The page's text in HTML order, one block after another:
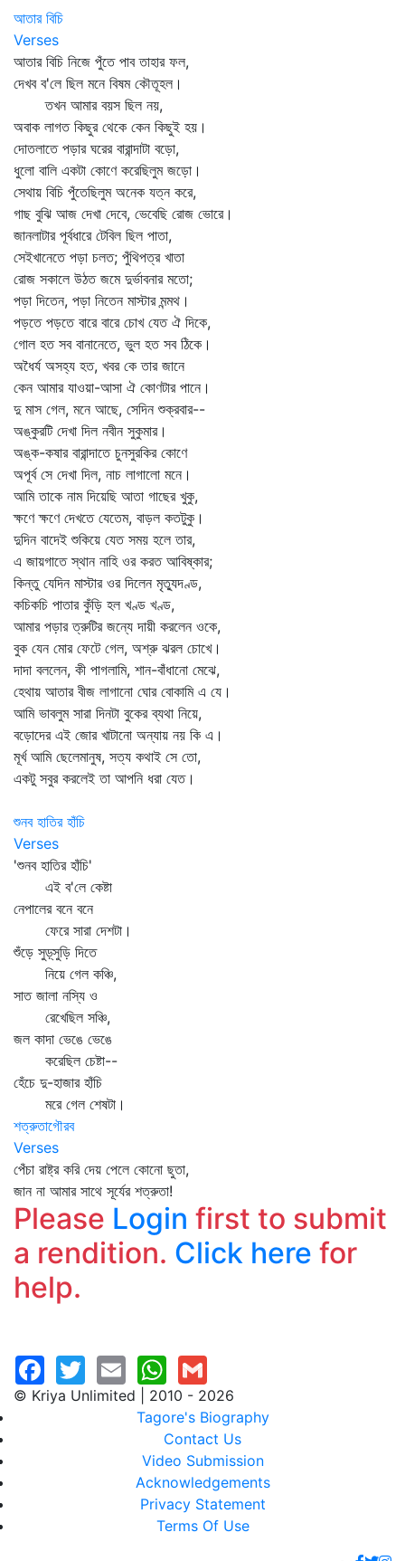
আতার বিচি
Verses
আতার বিচি নিজে পুঁতে পাব তাহার ফল,
দেখব ব'লে ছিল মনে বিষম কৌতূহল।
তখন আমার বয়স ছিল নয়,
অবাক লাগত কিছুর থেকে কেন কিছুই হয়।
দোতলাতে পড়ার ঘরের বারান্দাটা বড়ো,
ধুলো বালি একটা কোণে করেছিলুম জড়ো।
সেথায় বিচি পুঁতেছিলুম অনেক যত্ন করে,
গাছ বুঝি আজ দেখা দেবে, ভেবেছি রোজ ভোরে।
জানলাটার পূর্বধারে টেবিল ছিল পাতা,
সেইখানেতে পড়া চলত; পুঁথিপত্র খাতা
রোজ সকালে উঠত জমে দুর্ভাবনার মতো;
পড়া দিতেন, পড়া নিতেন মাস্টার মন্মথ।
পড়তে পড়তে বারে বারে চোখ যেত ঐ দিকে,
গোল হত সব বানানেতে, ভুল হত সব ঠিকে।
অধৈর্য অসহ্য হত, খবর কে তার জানে
কেন আমার যাওয়া-আসা ঐ কোণটার পানে।
দু মাস গেল, মনে আছে, সেদিন শুক্রবার--
অঙ্কুরটি দেখা দিল নবীন সুকুমার।
অঙ্ক-কষার বারান্দাতে চুনসুরকির কোণে
অপূর্ব সে দেখা দিল, নাচ লাগালো মনে।
আমি তাকে নাম দিয়েছি আতা গাছের খুকু,
ক্ষণে ক্ষণে দেখতে যেতেম, বাড়ল কতটুকু।
দুদিন বাদেই শুকিয়ে যেত সময় হলে তার,
এ জায়গাতে স্থান নাহি ওর করত আবিষ্কার;
কিন্তু যেদিন মাস্টার ওর দিলেন মৃত্যুদণ্ড,
কচিকচি পাতার কুঁড়ি হল খণ্ড খণ্ড,
আমার পড়ার ত্রুটির জন্যে দায়ী করলেন ওকে,
বুক যেন মোর ফেটে গেল, অশ্রু ঝরল চোখে।
দাদা বললেন, কী পাগলামি, শান-বাঁধানো মেঝে,
হেথায় আতার বীজ লাগানো ঘোর বোকামি এ যে।
আমি ভাবলুম সারা দিনটা বুকের ব্যথা নিয়ে,
বড়োদের এই জোর খাটানো অন্যায় নয় কি এ।
মূর্খ আমি ছেলেমানুষ, সত্য কথাই সে তো,
একটু সবুর করলেই তা আপনি ধরা যেত।
শুনব হাতির হাঁচি
Verses
'শুনব হাতির হাঁচি'
এই ব'লে কেষ্টা
নেপালের বনে বনে
ফেরে সারা দেশটা।
শুঁড়ে সুড়্‌সুড়ি দিতে
নিয়ে গেল কঞ্চি,
সাত জালা নস্যি ও
রেখেছিল সঞ্চি,
জল কাদা ভেঙে ভেঙে
করেছিল চেষ্টা--
হেঁচে দু-হাজার হাঁচি
মরে গেল শেষটা।
শত্রুতাগৌরব
Verses
পেঁচা রাষ্ট্র করি দেয় পেলে কোনো ছুতা,
জান না আমার সাথে সূর্যের শত্রুতা!
Please Login first to submit
a rendition. Click here for
help.
© Kriya Unlimited | 2010 - 2026
Tagore's Biography
Contact Us
Video Submission
Acknowledgements
Privacy Statement
Terms Of Use